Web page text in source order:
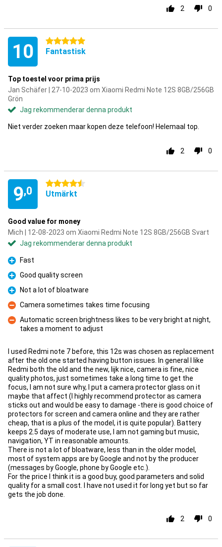
2 0
10 5 stjärnor
Fantastisk
Top toestel voor prima prijs
Jan Schäfer | 27-10-2023 om Xiaomi Redmi Note 12S 8GB/256GB
Grön
Jag rekommenderar denna produkt
Niet verder zoeken maar kopen deze telefoon! Helemaal top.
2 0
9,0
4.5 stjärnor
Utmärkt
Good value for money
Mich | 12-08-2023 om Xiaomi Redmi Note 12S 8GB/256GB Svart
Jag rekommenderar denna produkt
Fördelar
Fast
Fördelar
Good quality screen
Fördelar
Not a lot of bloatware
Nackdelar
Camera sometimes takes time focusing
Nackdelar
Automatic screen brightness likes to be very bright at night,
takes a moment to adjust
I used Redmi note 7 before, this 12s was chosen as replacement
after the old one started having button issues. In general I like
Redmi both the old and the new, lijk nice, camera is fine, nice
quality photos, just sometimes take a long time to get the
focus, I am not sure why, I put a camera protector glass on it
maybe that affect (I highly recommend protector as camera
sticks out and would be easy to damage -there is good choice of
protectors for screen and camera online and they are rather
cheap, that is a plus of the model, it is quite popular). Battery
keeps 2.5 days of moderate use, I am not gaming but music,
navigation, YT in reasonable amounts.
There is not a lot of bloatware, less than in the older model,
most of system apps are by Google and not by the producer
(messages by Google, phone by Google etc.).
For the price I think it is a good buy, good parameters and solid
quality for a small cost. I have not used it for long yet but so far
gets the job done.
2 0